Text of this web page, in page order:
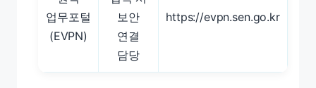
업무포털
(EVPN)
보안
연결
담당
https://evpn.sen.go.kr